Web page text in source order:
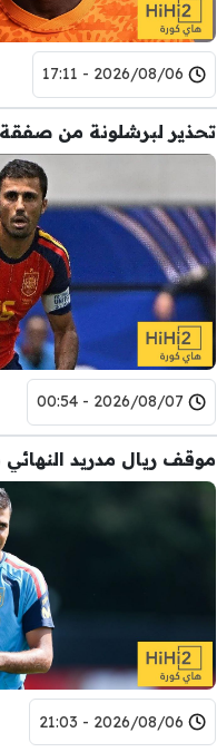
2026/08/06 - 17:11
تحذير لبرشلونة من
2026/08/07 - 00:54
موقف ريال مدريد
2026/08/06 - 21:03